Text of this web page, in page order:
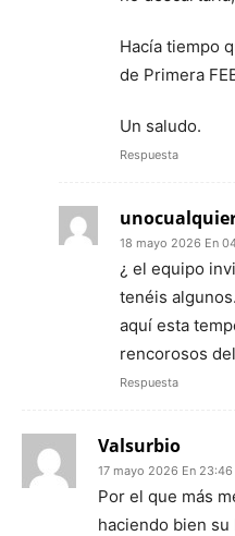
Hacía tiempo
de Primera
Un saludo.
Respuesta
18 mayo 2026 En
¿ el equipo
tenéis
aquí esta
rencorosos
Respuesta
Valsurbio
17 mayo 2026 En 23:46
Por el que más
haciendo bien su